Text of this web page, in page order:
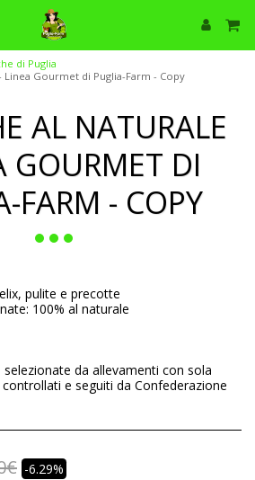
di Puglia
- Linea Gourmet di Puglia-Farm - Copy
AL NATURALE
GOURMET DI
FARM - COPY
pulite e precotte
100% al naturale
da allevamenti con sola
e seguiti da Confederazione
€ -6.29%